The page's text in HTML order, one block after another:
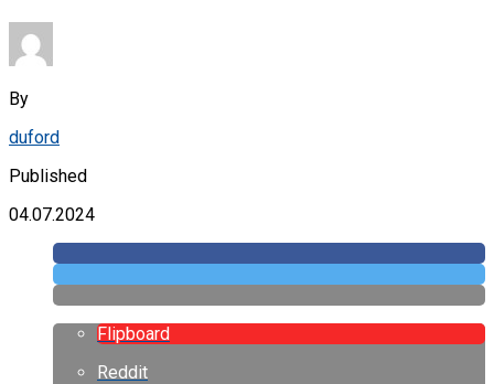
By
duford
Published
04.07.2024
Flipboard
Reddit